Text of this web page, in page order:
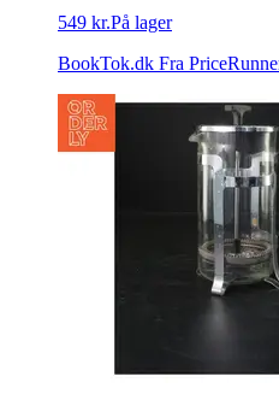
549 kr.På lager
BookTok.dk Fra